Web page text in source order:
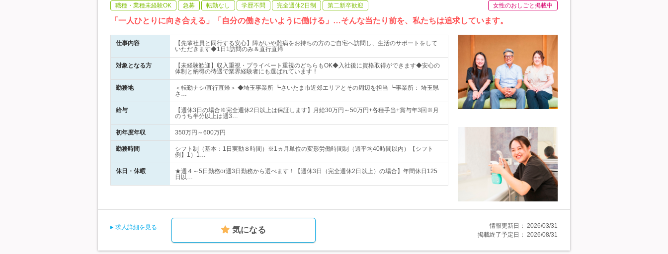
職種・業種未経験OK 急募 転勤なし 学歴不問 完全週休2日制 第二新卒歓迎 女性のおしごと掲載中
「一人ひとりに向き合える」「自分の働きたいように働ける」…そんな当たり前を、私たちは追求しています。
仕事内容
【先輩社員と同行する安心】障がいや難病をお持ちの方のご自宅へ訪問し、生活のサポートをして
いただきます◆1日1訪問のみ＆直行直帰
対象となる方
【未経験歓迎】収入重視・プライベート重視のどちらもOK◆入社後に資格取得ができます◆安心の
体制と納得の待遇で業界経験者にも選ばれています！
勤務地
＜転勤ナシ/直行直帰＞ ◆埼玉事業所 ┗さいたま市近郊エリアとその周辺を担当 ┗事業所： 埼玉県
さ…
給与
【週休3日の場合※完全週休2日以上は保証します】月給30万円～50万円+各種手当+賞与年3回※月
のうち半分以上は週3…
初年度年収 350万円～600万円
勤務時間
シフト制（基本：1日実動８時間）※1ヵ月単位の変形労働時間制（週平均40時間以内）【シフト
例】1）1…
休日・休暇
★週４～5日勤務or週3日勤務から選べます！【週休3日（完全週休2日以上）の場合】年間休日125
日以…
求人詳細を見る 気になる 情報更新日： 2026/03/31
掲載終了予定日： 2026/08/31